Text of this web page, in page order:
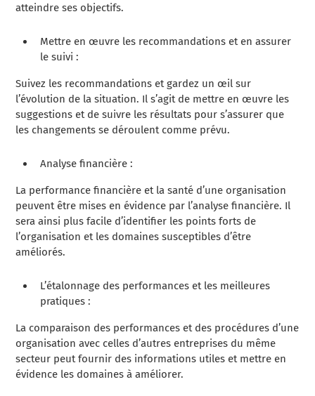
atteindre ses objectifs.
Mettre en œuvre les recommandations et en assurer
le suivi :
Suivez les recommandations et gardez un œil sur
l’évolution de la situation. Il s’agit de mettre en œuvre les
suggestions et de suivre les résultats pour s’assurer que
les changements se déroulent comme prévu.
Analyse financière :
La performance financière et la santé d’une organisation
peuvent être mises en évidence par l’analyse financière. Il
sera ainsi plus facile d’identifier les points forts de
l’organisation et les domaines susceptibles d’être
améliorés.
L’étalonnage des performances et les meilleures
pratiques :
La comparaison des performances et des procédures d’une
organisation avec celles d’autres entreprises du même
secteur peut fournir des informations utiles et mettre en
évidence les domaines à améliorer.